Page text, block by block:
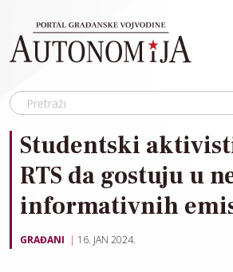
Studentski
RTS da gostuju u
informativnih
GRAĐANI 16. JAN 2024.